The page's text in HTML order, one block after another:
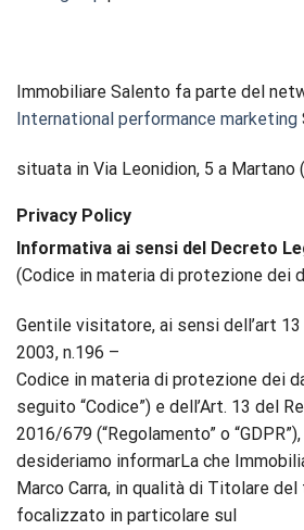
Immobiliare Salento fa parte del
International performance marketing
situata in Via Leonidion, 5 a Martano
Privacy Policy
Informativa ai sensi del Decreto
(Codice in materia di protezione dei
Gentile visitatore, ai sensi dell’art
2003, n.196 –
Codice in materia di protezione dei
seguito “Codice”) e dell’Art. 13 del
2016/679 (“Regolamento” o “GDPR”),
desideriamo informarLa che
Marco Carra, in qualità di Titolare
focalizzato in particolare sul